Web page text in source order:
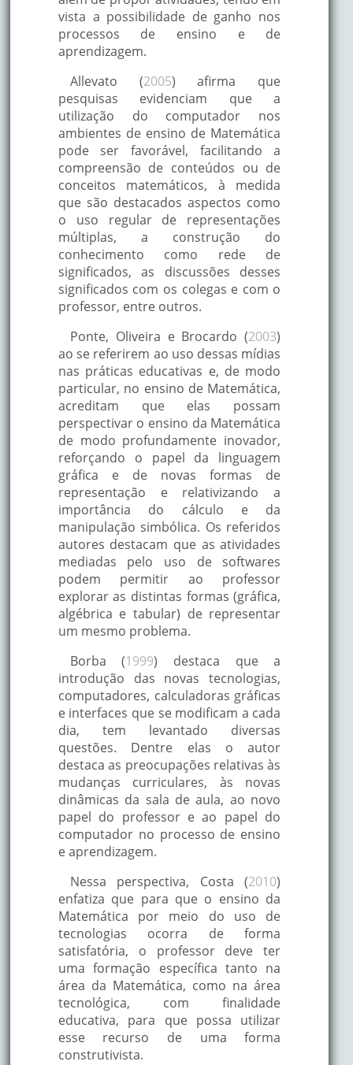
vista a possibilidade de ganho nos
processos de ensino e de
aprendizagem.
Allevato (2005) afirma que
pesquisas evidenciam que a
utilização do computador nos
ambientes de ensino de Matemática
pode ser favorável, facilitando a
compreensão de conteúdos ou de
conceitos matemáticos, à medida
que são destacados aspectos como
o uso regular de representações
múltiplas, a construção do
conhecimento como rede de
significados, as discussões desses
significados com os colegas e com o
professor, entre outros.
Ponte, Oliveira e Brocardo (2003)
ao se referirem ao uso dessas mídias
nas práticas educativas e, de modo
particular, no ensino de Matemática,
acreditam que elas possam
perspectivar o ensino da Matemática
de modo profundamente inovador,
reforçando o papel da linguagem
gráfica e de novas formas de
representação e relativizando a
importância do cálculo e da
manipulação simbólica. Os referidos
autores destacam que as atividades
mediadas pelo uso de softwares
podem permitir ao professor
explorar as distintas formas (gráfica,
algébrica e tabular) de representar
um mesmo problema.
Borba (1999) destaca que a
introdução das novas tecnologias,
computadores, calculadoras gráficas
e interfaces que se modificam a cada
dia, tem levantado diversas
questões. Dentre elas o autor
destaca as preocupações relativas às
mudanças curriculares, às novas
dinâmicas da sala de aula, ao novo
papel do professor e ao papel do
computador no processo de ensino
e aprendizagem.
Nessa perspectiva, Costa (2010)
enfatiza que para que o ensino da
Matemática por meio do uso de
tecnologias ocorra de forma
satisfatória, o professor deve ter
uma formação específica tanto na
área da Matemática, como na área
tecnológica, com finalidade
educativa, para que possa utilizar
esse recurso de uma forma
construtivista.